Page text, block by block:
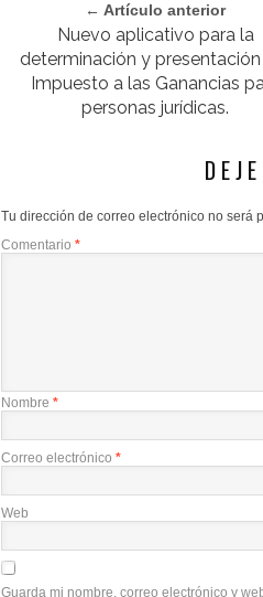
← Artículo anterior
Nuevo aplicativo para la
determinación y
Impuesto a las Ganancias
personas jurídicas.
Tu dirección de correo electrónico no será
Comentario *
Nombre *
Correo electrónico *
Web
Guarda mi nombre, correo electrónico y